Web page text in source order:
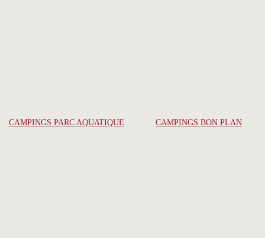
CAMPINGS PARC AQUATIQUE CAMPINGS BON PLAN